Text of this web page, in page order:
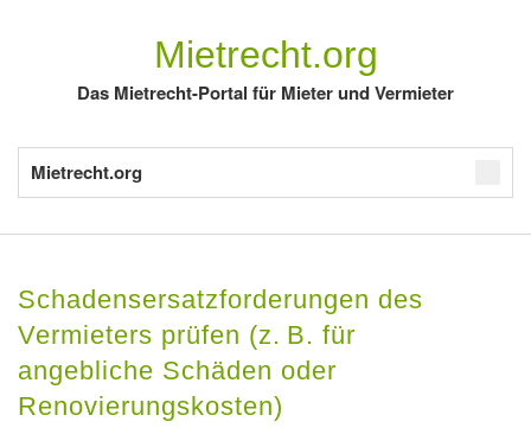
Mietrecht.org
Das Mietrecht-Portal für Mieter und Vermieter
Mietrecht.org
Schadensersatzforderungen des
Vermieters prüfen (z. B. für
angebliche Schäden oder
Renovierungskosten)